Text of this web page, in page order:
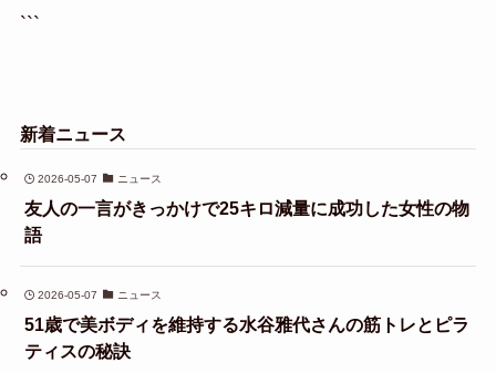
```
新着ニュース
2026-05-07 ニュース
友人の一言がきっかけで25キロ減量に成功した女性の物
語
2026-05-07 ニュース
51歳で美ボディを維持する水谷雅代さんの筋トレとピラ
ティスの秘訣